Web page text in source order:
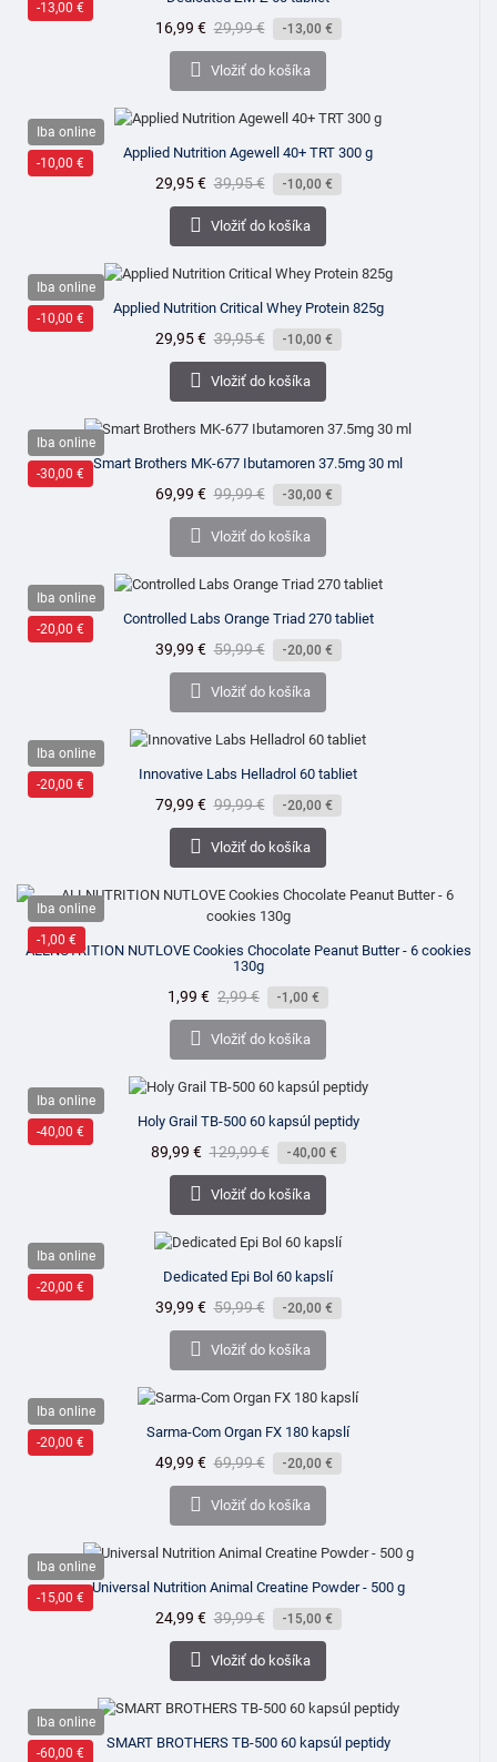
-13,00 €
Cena
16,99 € Bežná
cena
29,99 € -13,00 €
 Vložiť do košíka
Iba online
-10,00 €
Applied Nutrition Agewell 40+ TRT 300 g
Cena
29,95 € Bežná
cena
39,95 € -10,00 €
 Vložiť do košíka
Iba online
-10,00 €
Applied Nutrition Critical Whey Protein 825g
Cena
29,95 € Bežná
cena
39,95 € -10,00 €
 Vložiť do košíka
Iba online
-30,00 €
Smart Brothers MK-677 Ibutamoren 37.5mg 30 ml
Cena
69,99 € Bežná
cena
99,99 € -30,00 €
 Vložiť do košíka
Iba online
-20,00 €
Controlled Labs Orange Triad 270 tabliet
Cena
39,99 € Bežná
cena
59,99 € -20,00 €
 Vložiť do košíka
Iba online
-20,00 €
Innovative Labs Helladrol 60 tabliet
Cena
79,99 € Bežná
cena
99,99 € -20,00 €
 Vložiť do košíka
Iba online
-1,00 €
ALLNUTRITION NUTLOVE Cookies Chocolate Peanut Butter - 6 cookies
130g
Cena
1,99 € Bežná
cena
2,99 € -1,00 €
 Vložiť do košíka
Iba online
-40,00 €
Holy Grail TB-500 60 kapsúl peptidy
Cena
89,99 € Bežná
cena
129,99 € -40,00 €
 Vložiť do košíka
Iba online
-20,00 €
Dedicated Epi Bol 60 kapslí
Cena
39,99 € Bežná
cena
59,99 € -20,00 €
 Vložiť do košíka
Iba online
-20,00 €
Sarma-Com Organ FX 180 kapslí
Cena
49,99 € Bežná
cena
69,99 € -20,00 €
 Vložiť do košíka
Iba online
-15,00 €
Universal Nutrition Animal Creatine Powder - 500 g
Cena
24,99 € Bežná
cena
39,99 € -15,00 €
 Vložiť do košíka
Iba online
-60,00 €
SMART BROTHERS TB-500 60 kapsúl peptidy